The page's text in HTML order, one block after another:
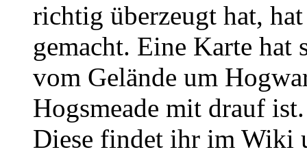
richtig überzeugt hat,
gemacht. Eine Karte hat
vom Gelände um
Hogsmeade mit drauf
Diese findet ihr im Wiki